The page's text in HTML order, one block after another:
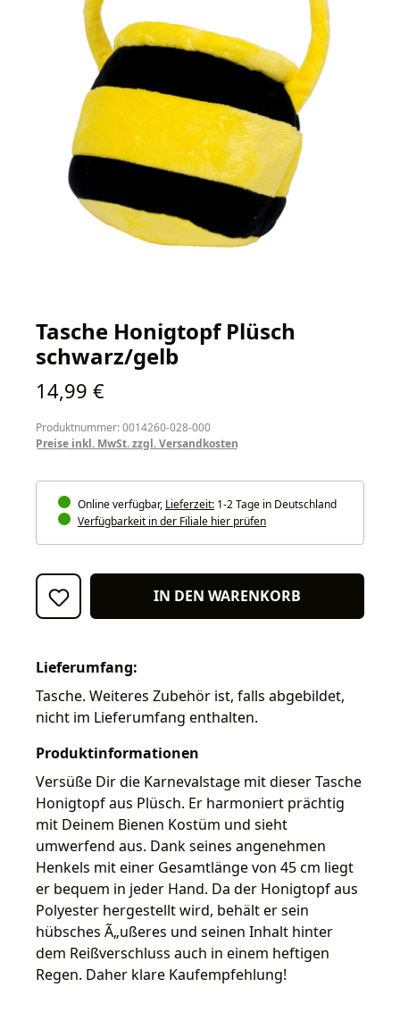
Tasche Honigtopf Plüsch
schwarz/gelb
Regulärer Preis:
14,99 €
Produktnummer: 0014260-028-000
Preise inkl. MwSt. zzgl. Versandkosten
Online verfügbar, Lieferzeit: 1-2 Tage in Deutschland
Verfügbarkeit in der Filiale hier prüfen
IN DEN WARENKORB
Lieferumfang:
Tasche. Weiteres Zubehör ist, falls abgebildet,
nicht im Lieferumfang enthalten.
Produktinformationen
Versüße Dir die Karnevalstage mit dieser Tasche
Honigtopf aus Plüsch. Er harmoniert prächtig
mit Deinem Bienen Kostüm und sieht
umwerfend aus. Dank seines angenehmen
Henkels mit einer Gesamtlänge von 45 cm liegt
er bequem in jeder Hand. Da der Honigtopf aus
Polyester hergestellt wird, behält er sein
hübsches Ã„ußeres und seinen Inhalt hinter
dem Reißverschluss auch in einem heftigen
Regen. Daher klare Kaufempfehlung!